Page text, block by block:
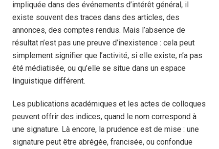
impliquée dans des événements d’intérêt général, il
existe souvent des traces dans des articles, des
annonces, des comptes rendus. Mais l’absence de
résultat n’est pas une preuve d’inexistence : cela peut
simplement signifier que l’activité, si elle existe, n’a pas
été médiatisée, ou qu’elle se situe dans un espace
linguistique différent.
Les publications académiques et les actes de colloques
peuvent offrir des indices, quand le nom correspond à
une signature. Là encore, la prudence est de mise : une
signature peut être abrégée, francisée, ou confondue